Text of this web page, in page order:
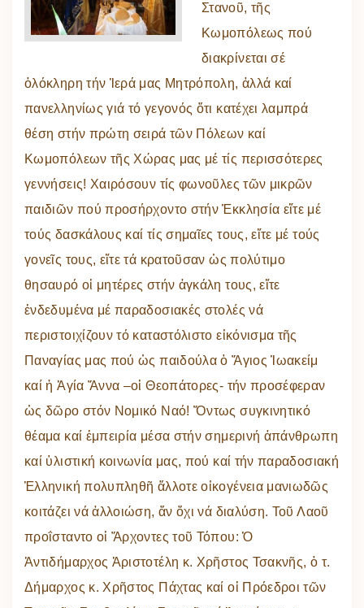
Στανοῦ, τῆς
Κωμοπόλεως πού
διακρίνεται σέ
ὁλόκληρη τήν Ἱερά μας Μητρόπολη, ἀλλά καί
πανελληνίως γιά τό γεγονός ὅτι κατέχει λαμπρά
θέση στήν πρώτη σειρά τῶν Πόλεων καί
Κωμοπόλεων τῆς Χώρας μας μέ τίς περισσότερες
γεννήσεις! Χαιρόσουν τίς φωνοῦλες τῶν μικρῶν
παιδιῶν πού προσήρχοντο στήν Ἐκκλησία εἴτε μέ
τούς δασκάλους καί τίς σημαῖες τους, εἴτε μέ τούς
γονεῖς τους, εἴτε τά κρατοῦσαν ὡς πολύτιμο
θησαυρό οἱ μητέρες στήν ἀγκάλη τους, εἴτε
ἐνδεδυμένα μέ παραδοσιακές στολές νά
περιστοιχίζουν τό καταστόλιστο εἰκόνισμα τῆς
Παναγίας μας πού ὡς παιδούλα ὁ Ἅγιος Ἰωακείμ
καί ἡ Ἁγία Ἄννα –οἱ Θεοπάτορες- τήν προσέφεραν
ὡς δῶρο στόν Νομικό Ναό! Ὄντως συγκινητικό
θέαμα καί ἐμπειρία μέσα στήν σημερινή ἀπάνθρωπη
καί ὑλιστική κοινωνία μας, πού καί τήν παραδοσιακή
Ἑλληνική πολυπληθῆ ἄλλοτε οἰκογένεια μανιωδῶς
κοιτάζει νά ἀλλοιώση, ἄν ὄχι νά διαλύση. Τοῦ Λαοῦ
προΐσταντο οἱ Ἄρχοντες τοῦ Τόπου: Ὁ
Ἀντιδήμαρχος Ἀριστοτέλη κ. Χρῆστος Τσακνῆς, ὁ τ.
Δήμαρχος κ. Χρῆστος Πάχτας καί οἱ Πρόεδροι τῶν